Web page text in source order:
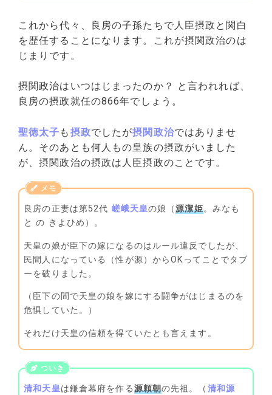
これから代々、良房の子孫たちで人臣摂政と関白
を歴任することになります。これが摂関政治のは
じまりです。
摂関政治はいつはじまったのか？ と言われれば、
良房の摂政就任の866年でしょう。
聖徳太子 も 摂政でしたが摂関政治ではありませ
ん。そのあとも何人もの皇族の摂政がいました
が、摂関政治の摂政は人臣摂政のことです。
良房の正妻は第52代 嵯峨天皇の娘（源潔姫。みなも
と の きよひめ）。
天皇の娘が臣下の嫁になるのはルール違反でしたが、
民間人になっている（性が源）からOKってことでタブ
ーを破りました。
（臣下の間で天皇の娘を嫁にする闘争がはじまるのを
危惧していた。）
それだけ天皇の信頼を得ていたとも言えます。
清和天皇は鎌倉幕府を作る源頼朝の先祖。（ 清和源